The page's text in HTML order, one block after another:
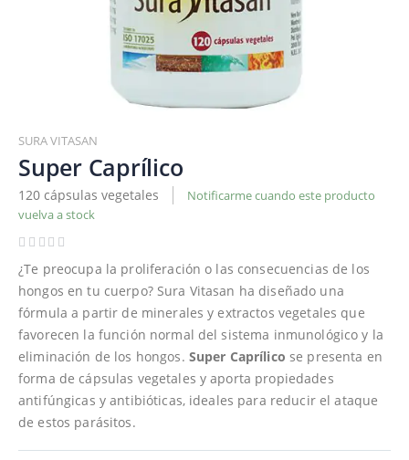
al
comienzo
de
la
galería
de
SURA VITASAN
Super Caprílico
120 cápsulas vegetales
Notificarme cuando este producto
vuelva a stock
¿Te preocupa la proliferación o las consecuencias de los
hongos en tu cuerpo? Sura Vitasan ha diseñado una
fórmula a partir de minerales y extractos vegetales que
favorecen la función normal del sistema inmunológico y la
eliminación de los hongos. Super Caprílico se presenta en
forma de cápsulas vegetales y aporta propiedades
antifúngicas y antibióticas, ideales para reducir el ataque
de estos parásitos.